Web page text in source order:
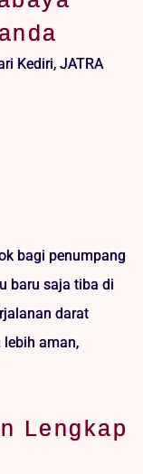
Kediri, JATRA
bagi penumpang
baru saja tiba di
darat
aman,
Lengkap